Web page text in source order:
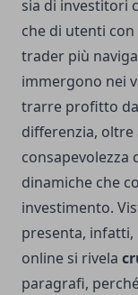
sia di investitori
che di utenti con
trader più
immergono nei
trarre profitto
differenzia, oltre
consapevolezza
dinamiche che
investimento.
presenta,
online si rivela
paragrafi,